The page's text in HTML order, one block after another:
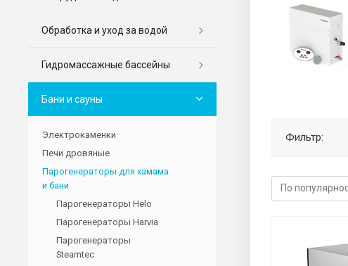
Фильтр:
Обработка и уход за водой
Гидромассажные бассейны
Бани и сауны
Электрокаменки
Печи дровяные
Парогенераторы для хамама
и бани
Парогенераторы Helo
Парогенераторы Harvia
Парогенераторы
Steamtec